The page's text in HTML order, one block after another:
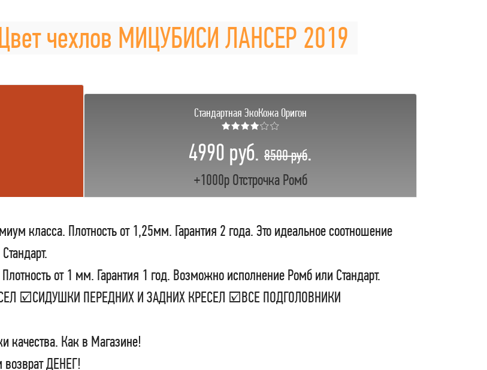
чехлов МИЦУБИСИ ЛАНСЕР 2019
Стандартная ЭкоКожа Оригон
★★★★☆☆
4990 руб. 8500 руб.
+1000р Отстрочка Ромб
класса. Плотность от 1,25мм. Гарантия 2 года. Это идеальное соотношение
от 1 мм. Гарантия 1 год. Возможно исполнение Ромб или Стандарт.
☑СИДУШКИ ПЕРЕДНИХ И ЗАДНИХ КРЕСЕЛ ☑ВСЕ ПОДГОЛОВНИКИ
качества. Как в Магазине!
ДЕНЕГ!